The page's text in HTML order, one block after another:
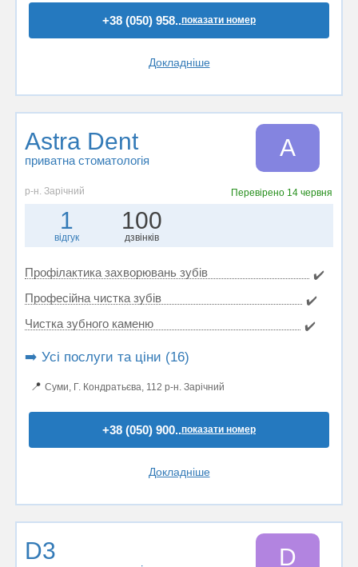
+38 (050) 958..показати номер
Докладніше
Astra Dent
приватна стоматологія A
р-н. Зарічний Перевірено 14 червня
1
відгук
100
дзвінків
Профілактика захворювань зубів
✔️
Професійна чистка зубів
✔️
Чистка зубного каменю
✔️
➡️ Усі послуги та ціни (16)
📍 Суми, Г. Кондратьєва, 112 р-н. Зарічний
+38 (050) 900..показати номер
Докладніше
D3 D